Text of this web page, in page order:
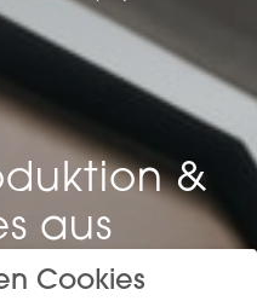
&
aus
Cookies